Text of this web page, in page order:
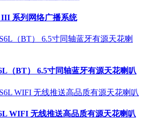
系列网络广播系统
（BT） 6.5寸同轴蓝牙有源天花喇叭
WIFI 无线推送高品质有源天花喇叭